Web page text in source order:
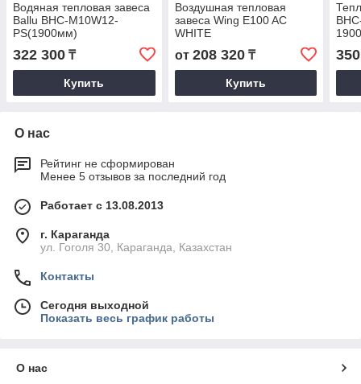
Водяная тепловая завеса
Ballu BHC-M10W12-
PS(1900мм)
322 300 ₸
Купить
Воздушная тепловая
завеса Wing E100 AC
WHITE
от 208 320₸
Купить
О нас
Рейтинг не сформирован
Менее 5 отзывов за последний год
Работает с 13.08.2013
г. Караганда
ул. Гоголя 30, Караганда, Казахстан
Контакты
Сегодня выходной
Показать весь график работы
О нас